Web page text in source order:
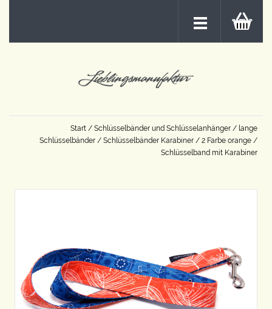
Start / Schlüsselbänder und Schlüsselanhänger / lange
Schlüsselbänder / Schlüsselbänder Karabiner / 2 Farbe orange /
Schlüsselband mit Karabiner